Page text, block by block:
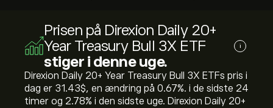
Prisen på Direxion Daily 20+
Year Treasury Bull 3X ETF
stiger i denne uge.
i
Direxion Daily 20+ Year Treasury Bull 3X ETFs pris i
dag er 31.43‎$‎, en ændring på ‎0.67‎%. i de sidste 24
timer og ‎2.78‎% i den sidste uge. Direxion Daily 20+